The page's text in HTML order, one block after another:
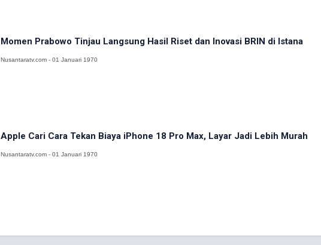
Momen Prabowo Tinjau Langsung Hasil Riset dan Inovasi BRIN di Istana
Nusantaratv.com - 01 Januari 1970
Apple Cari Cara Tekan Biaya iPhone 18 Pro Max, Layar Jadi Lebih Murah
Nusantaratv.com - 01 Januari 1970